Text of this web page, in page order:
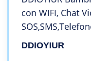
con WIFI, Chat
Due telecamere,
DDIOYIUR